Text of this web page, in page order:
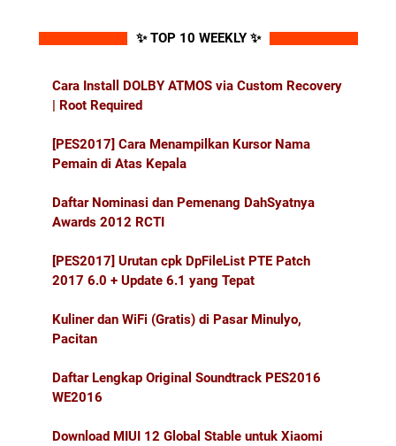
✨ TOP 10 WEEKLY ✨
Cara Install DOLBY ATMOS via Custom Recovery
| Root Required
[PES2017] Cara Menampilkan Kursor Nama
Pemain di Atas Kepala
Daftar Nominasi dan Pemenang DahSyatnya
Awards 2012 RCTI
[PES2017] Urutan cpk DpFileList PTE Patch
2017 6.0 + Update 6.1 yang Tepat
Kuliner dan WiFi (Gratis) di Pasar Minulyo,
Pacitan
Daftar Lengkap Original Soundtrack PES2016
WE2016
Download MIUI 12 Global Stable untuk Xiaomi